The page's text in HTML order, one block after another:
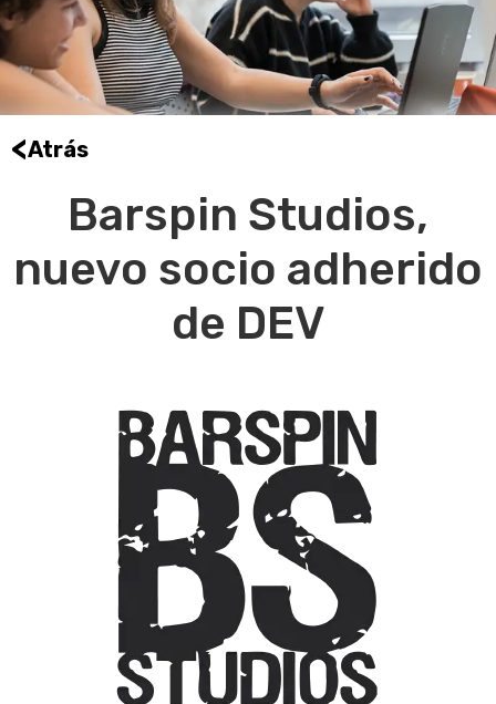
<Atrás
Barspin Studios,
nuevo socio adherido
de DEV